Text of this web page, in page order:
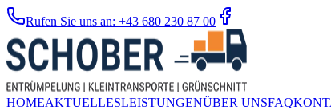
Rufen Sie uns an: +43 680 230 87 00
HOMEAKTUELLESLEISTUNGENÜBER UNSFAQ